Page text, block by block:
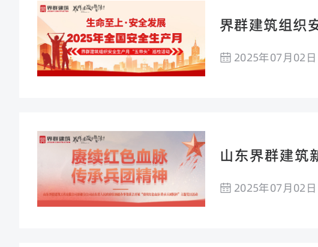
界群建筑组织
2025年07月02日
山东界群建筑
2025年07月02日